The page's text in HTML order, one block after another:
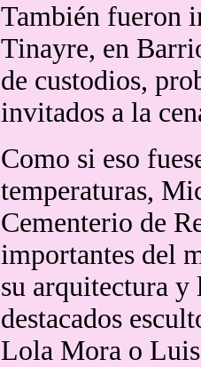
También fueron
Tinayre, en
de custodios,
invitados a la
Como si eso
temperaturas,
Cementerio de
importantes del
su arquitectura y
destacados
Lola Mora o